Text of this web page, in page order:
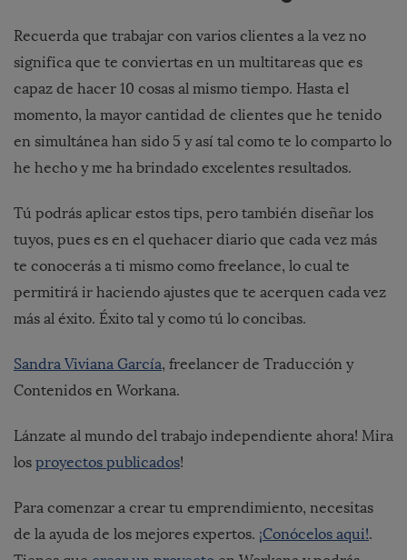
Recuerda que trabajar con varios clientes a la vez no
significa que te conviertas en un multitareas que es
capaz de hacer 10 cosas al mismo tiempo. Hasta el
momento, la mayor cantidad de clientes que he tenido
en simultánea han sido 5 y así tal como te lo comparto lo
he hecho y me ha brindado excelentes resultados.
Tú podrás aplicar estos tips, pero también diseñar los
tuyos, pues es en el quehacer diario que cada vez más
te conocerás a ti mismo como freelance, lo cual te
permitirá ir haciendo ajustes que te acerquen cada vez
más al éxito. Éxito tal y como tú lo concibas.
Sandra Viviana García, freelancer de Traducción y
Contenidos en Workana.
Lánzate al mundo del trabajo independiente ahora! Mira
los proyectos publicados!
Para comenzar a crear tu emprendimiento, necesitas
de la ayuda de los mejores expertos. ¡Conócelos aqui!.